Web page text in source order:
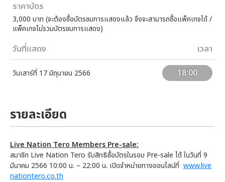
ราคาบัตร
3,000 บาท (จะต้องซื้อบัตรชมการแสดงแล้ว จึงจะสามารถซื้อแพ็คเกจได้ /
แพ็คเกจไม่รวมบัตรชมการแสดง)
วันที่แสดง เวลา
วันเสาร์ที่ 17 มิถุนายน 2566 18:00
รายละเอียด
Live Nation Tero Members Pre-sale:
สมาชิก Live Nation Tero รับสิทธิซื้อบัตรในรอบ Pre-sale ได้ ในวันที่ 9
มีนาคม 2566 10:00 น. – 22:00 น. เปิดจำหน่ายทางออนไลน์ที่ www.live
nationtero.co.th